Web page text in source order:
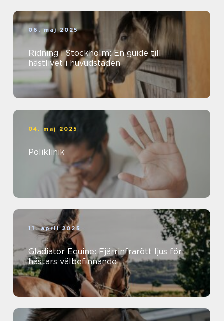
06. maj 2025
Ridning i Stockholm: En guide till
hästlivet i huvudstaden
04. maj 2025
Poliklinik
11. april 2025
Gladiator Equine: Fjärrinfrarött ljus för
hästars välbefinnande